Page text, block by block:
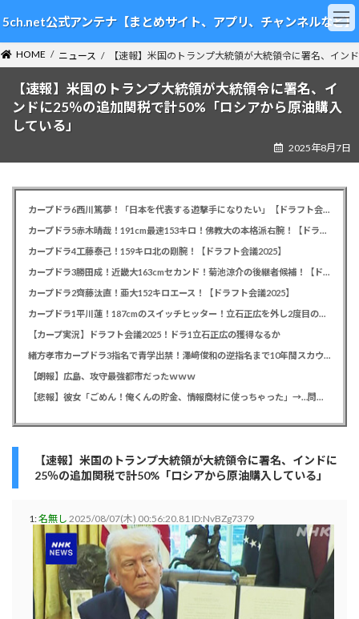
ン
テ
ン
ツ
ビ
ゲ
ー
シ
5ch.net公式アンテナ【まとめサイト、アプリ、チャンネルなど】
HOME ニュース 【速報】米国のトランプ大統領が大統領令に署名、イ
【速報】米国のトランプ大統領が大統領令に署名、イ
ンドに25％の追加関税で計50%「ロシアから原油購入
している」
2025年8月7日
カープドラ6西川篤夢！「日本を代表する遊撃手になりたい」【ドラフト会議2025】
カープドラ5赤木晴哉！191cm最速153キロ！佛教大の本格派右腕！【ドラフト会議2025】
カープドラ4工藤泰己！159キロ北の剛腕！【ドラフト会議2025】
カープドラ3勝田成！近畿大163cmセカンド！菊池涼介の後継者候補！【ドラフト会議2025】
カープドラ2齊藤汰直！亜大152キロエース！【ドラフト会議2025】
カープドラ1平川蓮！187cmのスイッチヒッター！立石正広を外し2度目の重複も新井監督がクジを引き当てる！【ドラフト会議2025】
【カープ実況】ドラフト会議2025！ドラ1立石正広の獲得なるか
緒方孝市カープドラ3指名で青学出禁！澤﨑俊和の逆指名まで10年間スカウト出禁
【朗報】広島、攻守最強都市だったｗｗｗ
【悲報】彼女「ごめん！俺くんの貯金、情報商材に使っちゃった」→…問い詰めたらギャン泣きされたんだが俺が悪いのか？
【速報】米国のトランプ大統領が大統領令に署名、インドに
25％の追加関税で計50%「ロシアから原油購入している」
1:名無し 2025/08/07(木) 00:56:20.81 ID:NvBZg7379